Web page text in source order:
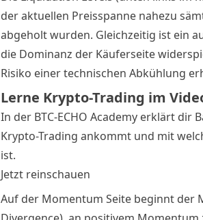
der aktuellen Preisspanne nahezu
abgeholt wurden. Gleichzeitig ist ein
die Dominanz der Käuferseite
Risiko einer technischen Abkühlung
Lerne Krypto-Trading im
In der BTC-ECHO Academy erklärt dir
Krypto-Trading ankommt und mit
ist.
Jetzt reinschauen
Auf der Momentum Seite beginnt der